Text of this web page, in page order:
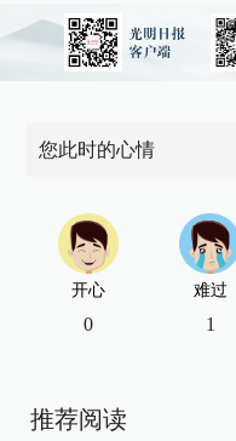
您此时的心情
开心
0
难过
1
推荐阅读